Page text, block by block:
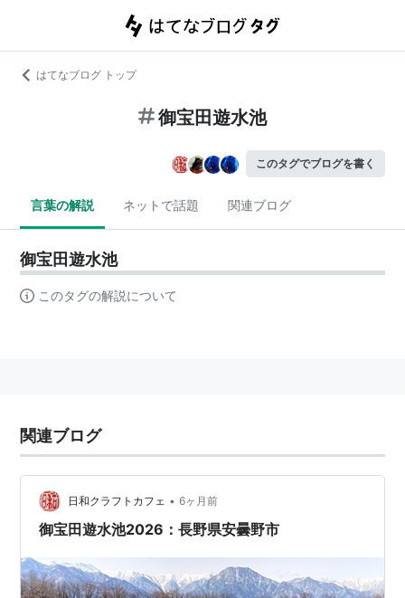
はてなブログ トップ
御宝田遊水池
このタグでブログを書く
言葉の解説 ネットで話題 関連ブログ
御宝田遊水池
このタグの解説について
関連ブログ
日和クラフトカフェ • 6ヶ月前
御宝田遊水池2026：長野県安曇野市